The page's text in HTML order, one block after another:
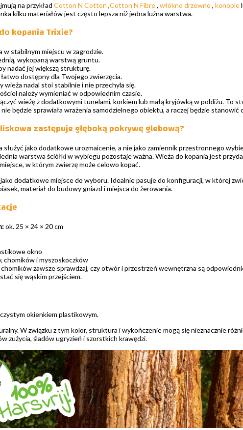
na przykład Cotton N Cotton ,Cotton N Fibre, włókno drzewne, konopie
kilku materiałów jest często lepsza niż jedna luźna warstwa.
kopania Trixie?
w stabilnym miejscu w zagrodzie.
wykopaną warstwą gruntu.
nadać jej większą strukturę.
dostępny dla Twojego zwierzęcia.
wieża nadal stoi stabilnie i nie przechyla się.
należy wymieniać w odpowiednim czasie.
wieżę z dodatkowymi tunelami, korkiem lub małą kryjówką w pobliżu. To
będzie sprawiała wrażenia samodzielnego obiektu, a raczej będzie stanowić
zastępuje głęboką pokrywę glebową?
służyć jako dodatkowe urozmaicenie, a nie jako zamiennik przestronnego
warstwa ściółki w wybiegu pozostaje ważna. Wieża do kopania jest
w którym zwierzę może celowo kopać.
dodatkowe miejsce do wyboru. Idealnie pasuje do konfiguracji, w której
materiał do budowy gniazd i miejsca do żerowania.
ok. 25 × 24 × 20 cm
okno
chomików i myszoskoczków
zawsze sprawdzaj, czy otwór i przestrzeń wewnętrzna są
się wąskim przejściem.
okienkiem plastikowym.
W związku z tym kolor, struktura i wykończenie mogą się nieznacznie
zużycia, śladów ugryzień i szorstkich krawędzi.